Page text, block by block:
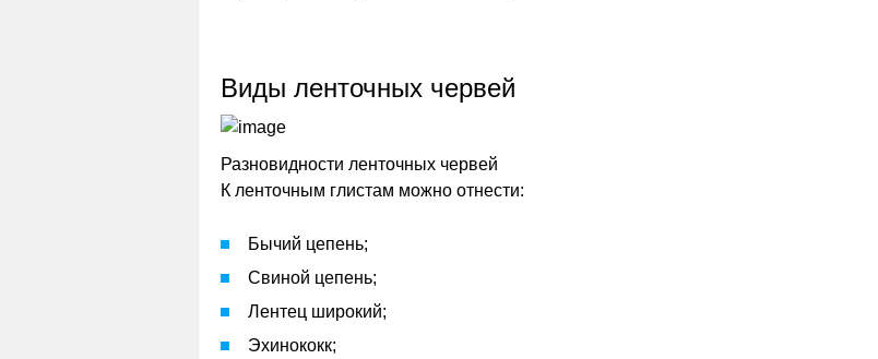
Виды ленточных червей
Разновидности ленточных червей
К ленточным глистам можно отнести:
Бычий цепень;
Свиной цепень;
Лентец широкий;
Эхинококк;